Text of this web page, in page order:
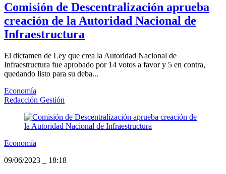
Comisión de Descentralización aprueba
creación de la Autoridad Nacional de
Infraestructura
El dictamen de Ley que crea la Autoridad Nacional de
Infraestructura fue aprobado por 14 votos a favor y 5 en contra,
quedando listo para su deba...
Economía
Redacción Gestión
Economía
09/06/2023
18:18